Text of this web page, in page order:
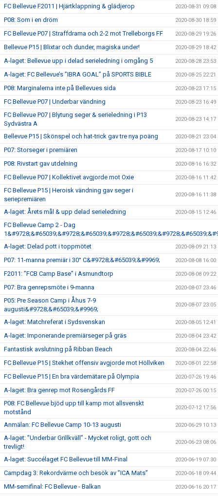
FC Bellevue F2011 | Hjärtklappning & glädjerop 2020-08-31 09:08
P08: Som i en dröm 2020-08-30 18:59
FC Bellevue P07 | Straffdrama och 2-2 mot Trelleborgs FF 2020-08-29 19:26
Bellevue P15 | Blixtar och dunder, magiska under! 2020-08-29 18:42
A-laget: Bellevue upp i delad serieledning i omgång 5 2020-08-28 23:53
A-laget: FC Bellevue’s ”IBRA GOAL” på SPORTS BIBLE 2020-08-25 22:21
P08: Marginalerna inte på Bellevues sida 2020-08-23 17:15
FC Bellevue P07 | Underbar vändning 2020-08-23 16:49
FC Bellevue P07 | Blytung seger & serieledning i P13
Sydvästra A
2020-08-23 14:17
Bellevue P15 | Skönspel och hat-trick gav tre nya poäng 2020-08-21 23:04
P07: Storseger i premiären 2020-08-17 10:10
P08: Rivstart gav utdelning 2020-08-16 16:32
FC Bellevue P07 | Kollektivet avgjorde mot Oxie 2020-08-16 11:42
FC Bellevue P15 | Heroisk vändning gav seger i
seriepremiären
2020-08-16 11:38
A-laget: Årets mål & upp delad serieledning 2020-08-15 12:46
FC Bellevue Camp 2 - Dag
A-laget: Delad pott i toppmötet
2020-08-09 21:13
P07: 11-manna premiär i 30° C&#9728;&#65039;&#9969; 2020-08-08 16:00
F2011: ”FCB Camp Base” i Asmundtorp 2020-08-08 09:22
P07: Bra genrepsmöte i 9-manna 2020-08-07 23:46
P05: Pre Season Camp i Åhus 7-9
augusti&#9728;&#65039;&#9969;
2020-08-07 23:05
A-laget: Matchreferat i Sydsvenskan 2020-08-05 12:41
A-laget: Imponerande premiärseger på gräs 2020-08-04 23:42
Fantastisk avslutning på Ribban Beach 2020-08-04 22:46
FC Bellevue P15 | Stekhet offensiv avgjorde mot Höllviken 2020-08-01 22:58
FC Bellevue P15 | En bra värdemätare på Olympia 2020-07-26 19:46
A-laget: Bra genrep mot Rosengårds FF 2020-07-26 00:15
P08: FC Bellevue bjöd upp till kamp mot allsvenskt
motstånd
2020-07-12 17:56
Anmälan: FC Bellevue Camp 10-13 augusti 2020-06-29 10:13
A-laget: ”Underbar Grillkväll” - Mycket roligt, gott och
trevligt!
2020-06-23 08:06
A-laget: Succélaget FC Bellevue till MM-Final 2020-06-19 07:30
Campdag 3: Rekordvärme och besök av ”ICA Mats” 2020-06-18 09:44
MM-semifinal: FC Bellevue - Balkan 2020-06-16 20:17